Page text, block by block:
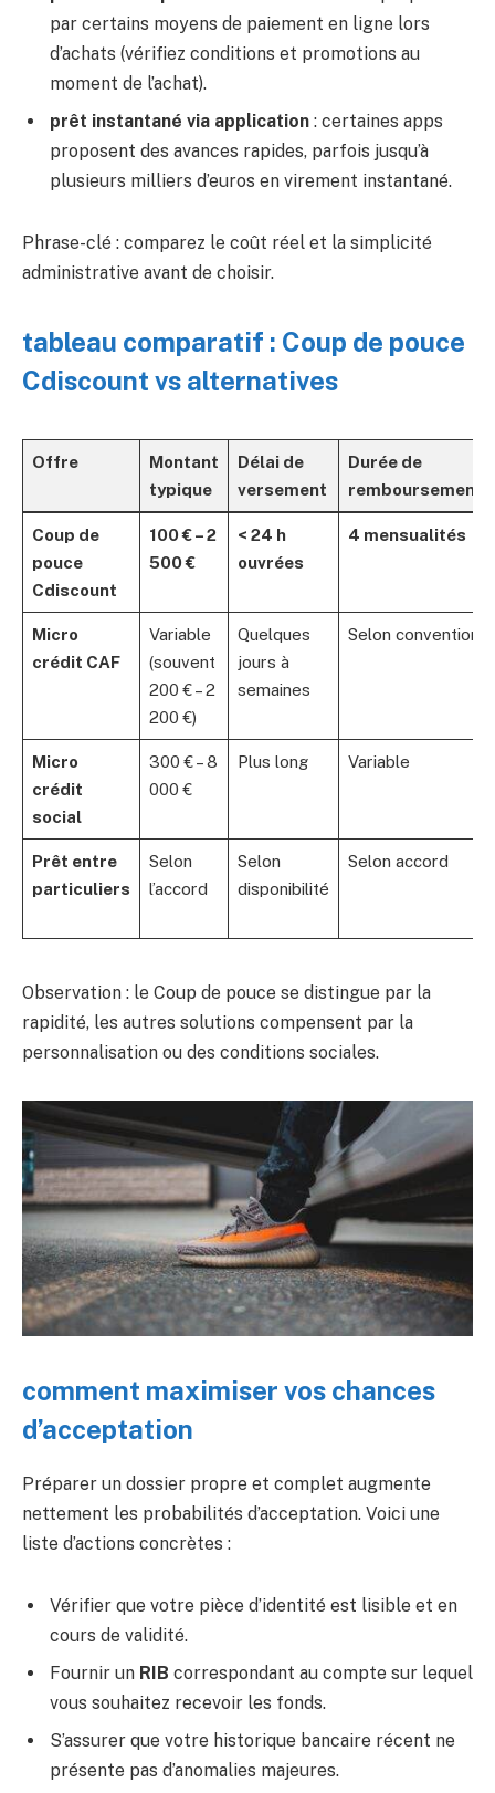
par certains moyens de paiement en ligne lors
d’achats (vérifiez conditions et promotions au
moment de l’achat).
prêt instantané via application : certaines apps
proposent des avances rapides, parfois jusqu’à
plusieurs milliers d’euros en virement instantané.
Phrase-clé : comparez le coût réel et la simplicité
administrative avant de choisir.
tableau comparatif : Coup de pouce
Cdiscount vs alternatives
Offre
Montant
typique
Délai de
versement
Durée de
remboursement
Coup de
pouce
Cdiscount
100 € – 2
500 €
< 24 h
ouvrées
4 mensualités
Micro
crédit CAF
Variable
(souvent
200 € – 2
200 €)
Quelques
jours à
semaines
Selon convention
Micro
crédit
social
300 € – 8
000 €
Plus long Variable
Prêt entre
particuliers
Selon
l’accord
Selon
disponibilité
Selon accord
Observation : le Coup de pouce se distingue par la
rapidité, les autres solutions compensent par la
personnalisation ou des conditions sociales.
comment maximiser vos chances
d’acceptation
Préparer un dossier propre et complet augmente
nettement les probabilités d’acceptation. Voici une
liste d’actions concrètes :
Vérifier que votre pièce d’identité est lisible et en
cours de validité.
Fournir un RIB correspondant au compte sur lequel
vous souhaitez recevoir les fonds.
S’assurer que votre historique bancaire récent ne
présente pas d’anomalies majeures.